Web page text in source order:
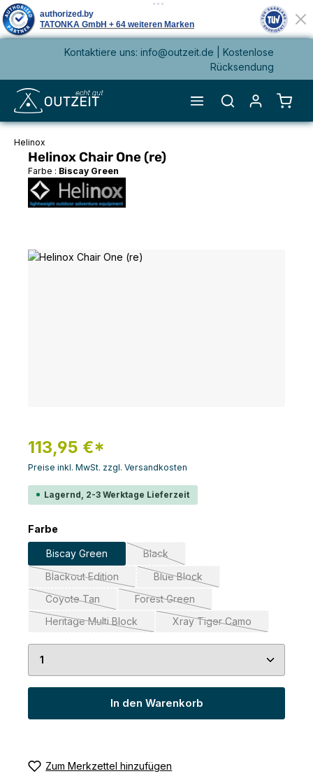
springenKontaktiere uns: info@outzeit.de | Kostenlose
Rücksendung
Helinox
Helinox Chair One (re)
Farbe : Biscay Green
Bildergalerie überspringen
113,95 €*
Preise inkl. MwSt. zzgl. Versandkosten
Lagernd, 2-3 Werktage Lieferzeit
Farbeauswählen
Biscay Green Black
(Diese Option ist zurzeit nicht
Blackout Edition
(Diese Option ist zurzeit nicht verfügbar.)
Blue Block
(Diese Option ist zurzeit nicht
Coyote Tan
(Diese Option ist zurzeit nicht verfügbar.)
Forest Green
(Diese Option ist zurzeit nicht
Heritage Multi Block
(Diese Option ist zurzeit nicht verfügbar.)
Xray Tiger Camo
(Diese Option ist
Produkt Anzahl: Gib den gewünschten Wert
In den Warenkorb
Zum Merkzettel hinzufügen